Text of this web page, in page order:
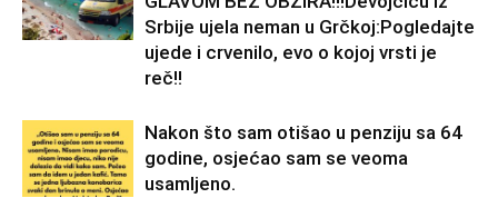
Srbije ujela neman u Grčkoj:Pogledajte
ujede i crvenilo, evo o kojoj vrsti je
reč!!
Nakon što sam otišao u penziju sa 64
godine, osjećao sam se veoma
usamljeno.